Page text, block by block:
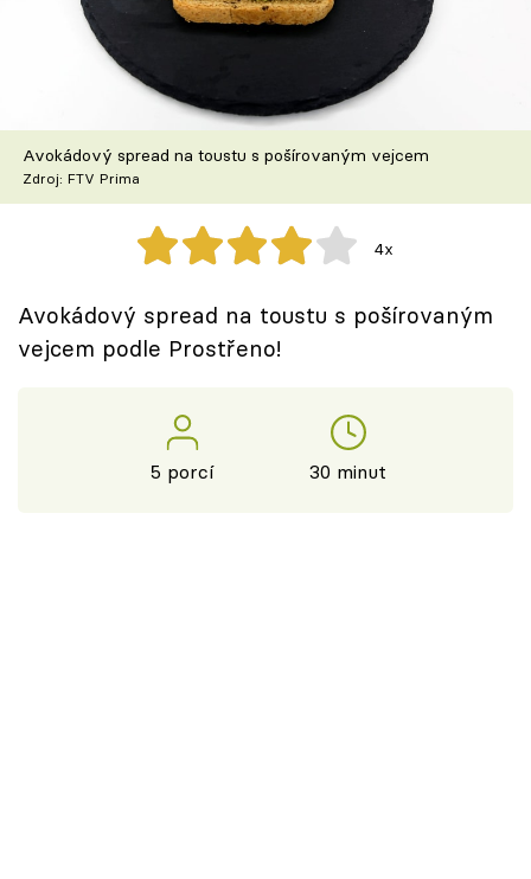
Škola vaření
Recepty z TV
Speciál: Cuketa
Těhotnej kuchař
Přihlášení
Avokádový spread na toustu s pošírovaným vejcem
Zdroj: FTV Prima
4x
Avokádový spread na toustu s pošírovaným
vejcem podle Prostřeno!
5 porcí 30 minut